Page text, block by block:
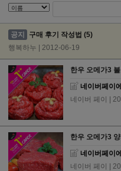
공지 구매 후기 작성법 (5)
행복하누 | 2012-06-19
한우 오메가3
네이버페이
네이버 페이 |
한우 오메가3
네이버페이
네이버 페이 |